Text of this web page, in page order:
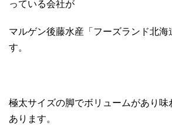
っている会社が
マルゲン後藤水産「フーズランド北海
す。
極太サイズの脚でボリュームがあり味
あります。